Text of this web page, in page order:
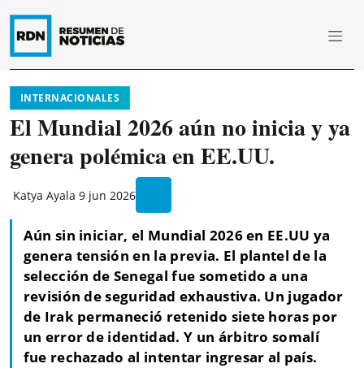
INTERNACIONALES
El Mundial 2026 aún no inicia y ya
genera polémica en EE.UU.
Katya Ayala 9 jun 2026
Aún sin iniciar, el Mundial 2026 en EE.UU ya
genera tensión en la previa. El plantel de la
selección de Senegal fue sometido a una
revisión de seguridad exhaustiva. Un jugador
de Irak permaneció retenido siete horas por
un error de identidad. Y un árbitro somalí
fue rechazado al intentar ingresar al país.